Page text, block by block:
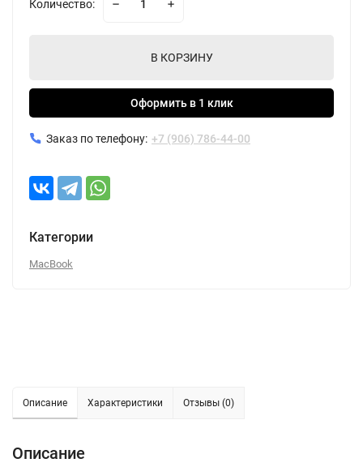
Количество:
В КОРЗИНУ
Оформить в 1 клик
Заказ по телефону: +7 (906) 786-44-00
Категории
MacBook
Описание Характеристики Отзывы (0)
Описание